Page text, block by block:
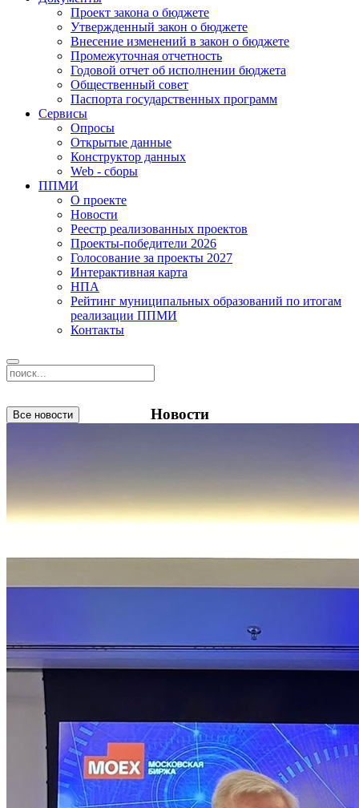
Проект закона о бюджете
Утвержденный закон о бюджете
Внесение изменений в закон о бюджете
Промежуточная отчетность
Годовой отчет об исполнении бюджета
Общественный совет
Паспорта государственных программ
Сервисы
Опросы
Открытые данные
Конструктор данных
Web - сборы
ППМИ
О проекте
Новости
Реестр реализованных проектов
Проекты-победители 2026
Голосование за проекты 2027
Интерактивная карта
НПА
Рейтинг муниципальных образований по итогам
реализации ППМИ
Контакты
Новости
Все новости